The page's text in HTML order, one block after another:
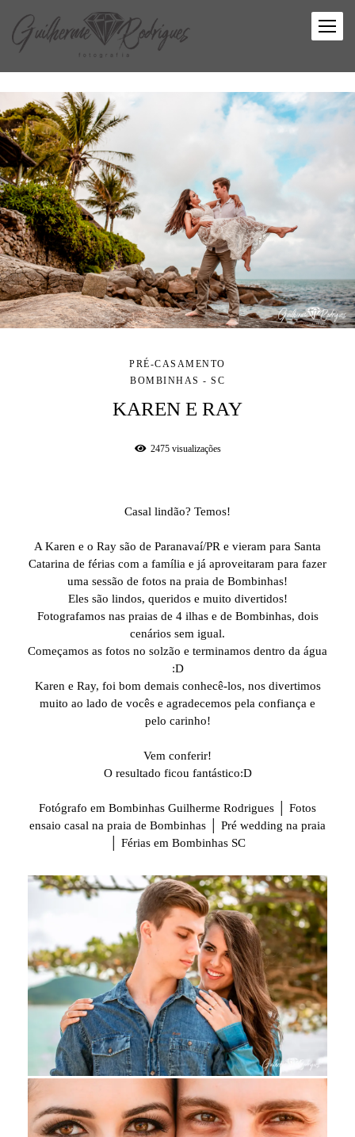
PRÉ-CASAMENTO
BOMBINHAS - SC
KAREN E RAY
2475visualizações
Casal lindão? Temos!
A Karen e o Ray são de Paranavaí/PR e vieram para Santa
Catarina de férias com a família e já aproveitaram para fazer
uma sessão de fotos na praia de Bombinhas!
Eles são lindos, queridos e muito divertidos!
Fotografamos nas praias de 4 ilhas e de Bombinhas, dois
cenários sem igual.
Começamos as fotos no solzão e terminamos dentro da água
:D
Karen e Ray, foi bom demais conhecê-los, nos divertimos
muito ao lado de vocês e agradecemos pela confiança e
pelo carinho!
Vem conferir!
O resultado ficou fantástico:D
Fotógrafo em Bombinhas Guilherme Rodrigues │ Fotos
ensaio casal na praia de Bombinhas │ Pré wedding na praia
│ Férias em Bombinhas SC